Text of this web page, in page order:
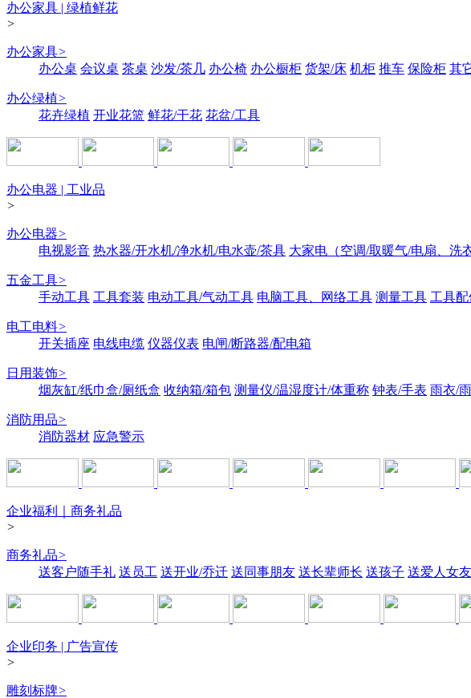
办公家具 | 绿植鲜花
>
办公家具>
办公桌 会议桌 茶桌 沙发/茶几 办公椅 办公橱柜 货架/床 机柜 推车 保险柜 其
办公绿植>
花卉绿植 开业花篮 鲜花/干花 花盆/工具
办公电器 | 工业品
>
办公电器>
电视影音 热水器/开水机/净水机/电水壶/茶具 大家电（空调/取暖气/电扇、洗
五金工具>
手动工具 工具套装 电动工具/气动工具 电脑工具、网络工具 测量工具 工具
电工电料>
开关插座 电线电缆 仪器仪表 电闸/断路器/配电箱
日用装饰>
烟灰缸/纸巾盒/厕纸盒 收纳箱/箱包 测量仪/温湿度计/体重称 钟表/手表 雨衣/
消防用品>
消防器材 应急警示
企业福利｜商务礼品
>
商务礼品>
送客户随手礼 送员工 送开业/乔迁 送同事朋友 送长辈师长 送孩子 送爱人女友
企业印务 | 广告宣传
>
雕刻标牌>